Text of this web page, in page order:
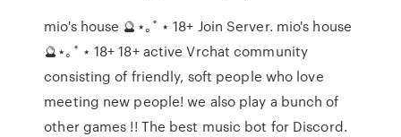
mio's house 🔮⋆｡˚ ⋆ 18+ Join Server. mio's house
🔮⋆｡˚ ⋆ 18+ 18+ active Vrchat community
consisting of friendly, soft people who love
meeting new people! we also play a bunch of
other games !! The best music bot for Discord.